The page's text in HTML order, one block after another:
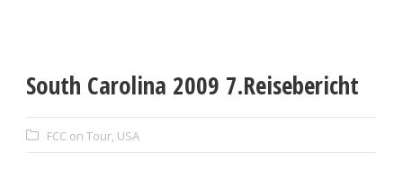
South Carolina 2009 7.Reisebericht
FCC on Tour, USA